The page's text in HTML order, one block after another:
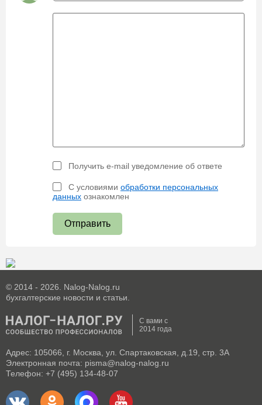
Получить e-mail уведомление об ответе
С условиями обработки персональных
данных ознакомлен
Отправить
© 2014 - 2026. Nalog-Nalog.ru
бухгалтерские новости и статьи.
С вами с
2014 года
Адрес: 105066, г. Москва, ул. Спартаковская, д.19, стр. 3А
Электронная почта: pisma@nalog-nalog.ru
Телефон: +7 (495) 134-48-07